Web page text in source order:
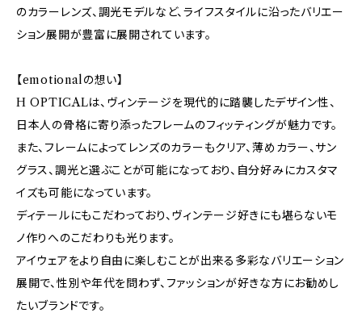
のカラーレンズ、調光モデルなど、ライフスタイルに沿ったバリエー
ション展開が豊富に展開されています。
【emotionalの想い】
H OPTICALは、ヴィンテージを現代的に踏襲したデザイン性、
日本人の骨格に寄り添ったフレームのフィッティングが魅力です。
また、フレームによってレンズのカラーもクリア、薄めカラー、サン
グラス、調光と選ぶことが可能になっており、自分好みにカスタマ
イズも可能になっています。
ディテールにもこだわっており、ヴィンテージ好きにも堪らないモ
ノ作りへのこだわりも光ります。
アイウェアをより自由に楽しむことが出来る多彩なバリエーション
展開で、性別や年代を問わず、ファッションが好きな方にお勧めし
たいブランドです。